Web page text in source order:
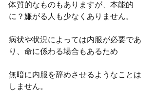
体質的なものもありますが、本能的
に？嫌がる人も少なくありません。
病状や状況によっては内服が必要であ
り、命に係わる場合もあるため
無暗に内服を辞めさせるようなことは
しません。